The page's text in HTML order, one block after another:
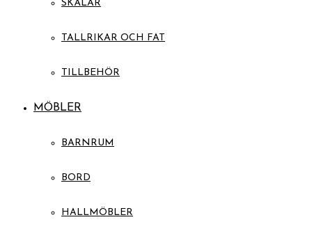
SKÅLAR
TALLRIKAR OCH FAT
TILLBEHÖR
MÖBLER
BARNRUM
BORD
HALLMÖBLER